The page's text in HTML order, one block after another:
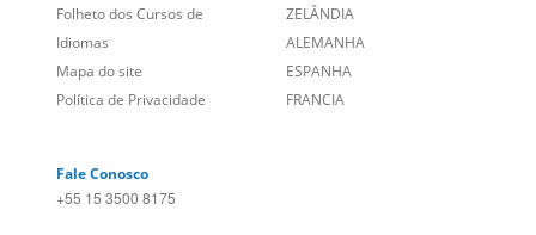
Folheto dos Cursos de
Idiomas
Mapa do site
Política de Privacidade
ZELÂNDIA
ALEMANHA
ESPANHA
FRANCIA
Fale Conosco
+55 15 3500 8175